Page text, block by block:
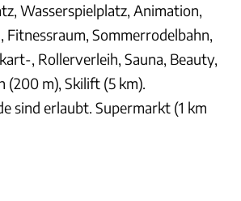
Wasserspielplatz, Animation,
Sommerrodelbahn,
, Rollerverleih, Sauna, Beauty,
(200 m), Skilift (5 km).
sind erlaubt. Supermarkt (1 km